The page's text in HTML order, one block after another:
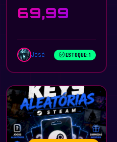
69,99
José ESTOQUE: 1